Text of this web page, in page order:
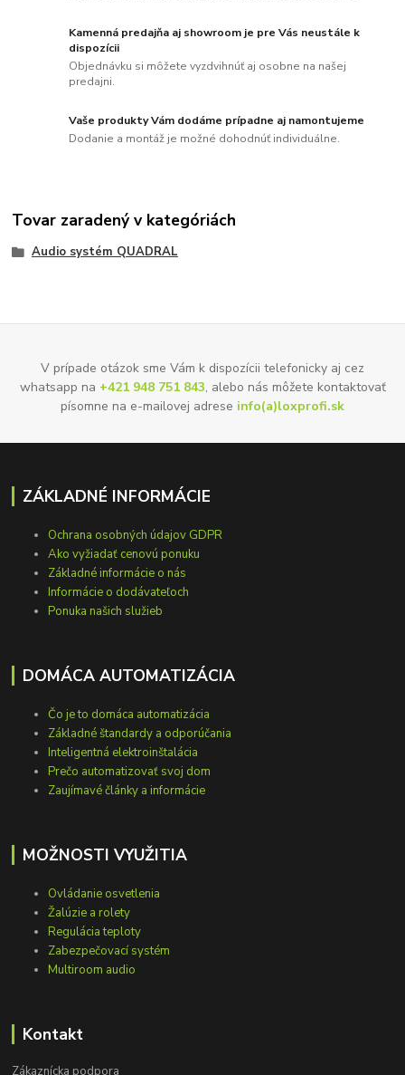
Kamenná predajňa aj showroom je pre Vás neustále k
dispozícii
Objednávku si môžete vyzdvihnúť aj osobne na našej
predajni.
Vaše produkty Vám dodáme prípadne aj namontujeme
Dodanie a montáž je možné dohodnúť individuálne.
Tovar zaradený v kategóriách
Audio systém QUADRAL
V prípade otázok sme Vám k dispozícii telefonicky aj cez
whatsapp na +421 948 751 843, alebo nás môžete kontaktovať
písomne na e-mailovej adrese info(a)loxprofi.sk
ZÁKLADNÉ INFORMÁCIE
Ochrana osobných údajov GDPR
Ako vyžiadať cenovú ponuku
Základné informácie o nás
Informácie o dodávateľoch
Ponuka našich služieb
DOMÁCA AUTOMATIZÁCIA
Čo je to domáca automatizácia
Základné štandardy a odporúčania
Inteligentná elektroinštalácia
Prečo automatizovať svoj dom
Zaujímavé články a informácie
MOŽNOSTI VYUŽITIA
Ovládanie osvetlenia
Žalúzie a rolety
Regulácia teploty
Zabezpečovací systém
Multiroom audio
Kontakt
Zákaznícka podpora